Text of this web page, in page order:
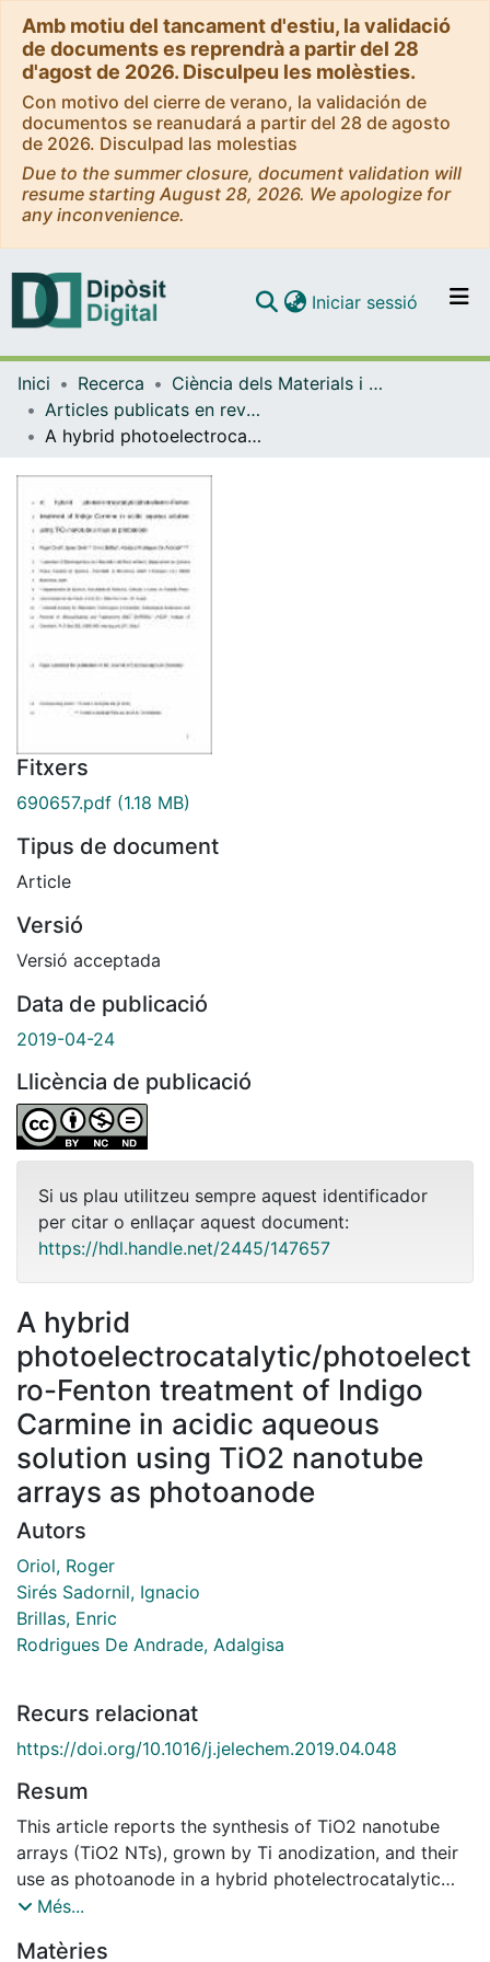
Amb motiu del tancament d'estiu, la validació
de documents es reprendrà a partir del 28
d'agost de 2026. Disculpeu les molèsties.
Con motivo del cierre de verano, la validación de
documentos se reanudará a partir del 28 de agosto
de 2026. Disculpad las molestias
Due to the summer closure, document validation will
resume starting August 28, 2026. We apologize for
any inconvenience.
Navega per tot el DD
Iniciar sessió (current)
Inici Recerca
Ciència dels Materials i Química Física
Articles publicats en revistes (Ciència dels Materials i Química Física)
A hybrid photoelectrocatalytic/photoelectro-Fenton treatment of Indigo Carmine in acidic aqueous solution using TiO2 nanotube arrays as photoanode
Fitxers
690657.pdf (1.18 MB)
Tipus de document
Article
Versió
Versió acceptada
Data de publicació
2019-04-24
Llicència de publicació
Si us plau utilitzeu sempre aquest identificador
per citar o enllaçar aquest document:
https://hdl.handle.net/2445/147657
A hybrid
photoelectrocatalytic/photoelect
ro-Fenton treatment of Indigo
Carmine in acidic aqueous
solution using TiO2 nanotube
arrays as photoanode
Autors
Oriol, Roger
Sirés Sadornil, Ignacio
Brillas, Enric
Rodrigues De Andrade, Adalgisa
Recurs relacionat
https://doi.org/10.1016/j.jelechem.2019.04.048
Resum
This article reports the synthesis of TiO2 nanotube
arrays (TiO2 NTs), grown by Ti anodization, and their
use as photoanode in a hybrid photelectrocatalytic
(PEC)/photoelectro-Fenton (PEF) treatment of Indigo
anode was combined with an air-diffusion cathode
Més...
Matèries